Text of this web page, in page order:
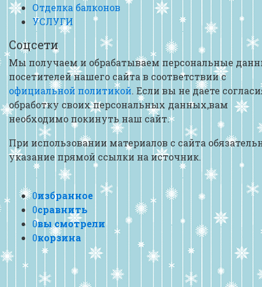
Отделка балконов
УСЛУГИ
Соцсети
Мы получаем и обрабатываем персональные
посетителей нашего сайта в соответствии с
официальной политикой. Если вы не даете
обработку своих персональных данных,вам
необходимо покинуть наш сайт.
При использовании материалов с сайта
указание прямой ссылки на источник.
0избранное
0сравнить
0вы смотрели
0корзина